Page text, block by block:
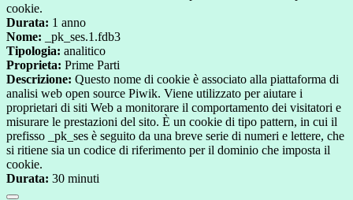
cookie.
Durata: 1 anno
Nome: _pk_ses.1.fdb3
Tipologia: analitico
Proprieta: Prime Parti
Descrizione: Questo nome di cookie è associato alla piattaforma di
analisi web open source Piwik. Viene utilizzato per aiutare i
proprietari di siti Web a monitorare il comportamento dei visitatori e
misurare le prestazioni del sito. È un cookie di tipo pattern, in cui il
prefisso _pk_ses è seguito da una breve serie di numeri e lettere, che
si ritiene sia un codice di riferimento per il dominio che imposta il
cookie.
Durata: 30 minuti